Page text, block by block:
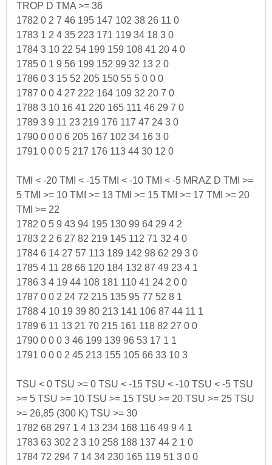
TROP D TMA >= 36
1782 0 2 7 46 195 147 102 38 26 11 0
1783 1 2 4 35 223 171 119 34 18 3 0
1784 3 10 22 54 199 159 108 41 20 4 0
1785 0 1 9 56 199 152 99 32 13 2 0
1786 0 3 15 52 205 150 55 5 0 0 0
1787 0 0 4 27 222 164 109 32 20 7 0
1788 3 10 16 41 220 165 111 46 29 7 0
1789 3 9 11 23 219 176 117 47 24 3 0
1790 0 0 0 6 205 167 102 34 16 3 0
1791 0 0 0 5 217 176 113 44 30 12 0
TMI < -20 TMI < -15 TMI < -10 TMI < -5 MRAZ D TMI >=
5 TMI >= 10 TMI >= 13 TMI >= 15 TMI >= 17 TMI >= 20
TMI >= 22
1782 0 5 9 43 94 195 130 99 64 29 4 2
1783 2 2 6 27 82 219 145 112 71 32 4 0
1784 6 14 27 57 113 189 142 98 62 29 3 0
1785 4 11 28 66 120 184 132 87 49 23 4 1
1786 3 4 19 44 108 181 110 41 24 2 0 0
1787 0 0 2 24 72 215 135 95 77 52 8 1
1788 4 10 19 39 80 213 141 106 87 44 11 1
1789 6 11 13 21 70 215 161 118 82 27 0 0
1790 0 0 0 3 46 199 139 96 53 17 1 1
1791 0 0 0 2 45 213 155 105 66 33 10 3
TSU < 0 TSU >= 0 TSU < -15 TSU < -10 TSU < -5 TSU
>= 5 TSU >= 10 TSU >= 15 TSU >= 20 TSU >= 25 TSU
>= 26,85 (300 K) TSU >= 30
1782 68 297 1 4 13 234 168 116 49 9 4 1
1783 63 302 2 3 10 258 188 137 44 2 1 0
1784 72 294 7 14 34 230 165 119 51 3 0 0